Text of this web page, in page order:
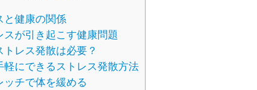
と健康の関係
が引き起こす健康問題
レス発散は必要？
軽にできるストレス発散方法
チで体を緩める